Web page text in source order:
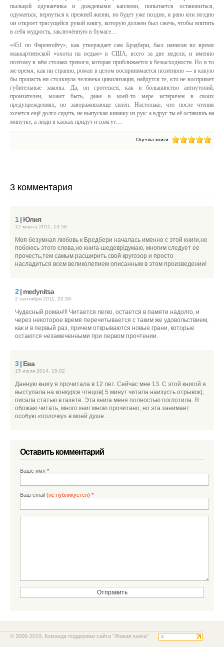
пыльцой одуванчика и дождевыми каплями, попытается остановиться,
одуматься, вернуться к прежней жизни, но будет уже поздно, и рано или поздно
он откроет трясущейся рукой книгу, которую должен был сжечь, чтобы впитать
в себя мудрость, заключённую в бумаге…
«451 по Фаренгейту», как утверждает сам Брэдбери, был написан во время
маккартиевской «охоты на ведьм» в США, всего за две недели, и именно
поэтому в нём столько тревоги, которая приближается к безысходности. Но в то
же время, как ни странно, роман в целом воспринимается позитивно — в какую
бы пропасть ни столкнула человека цивилизация, найдутся те, кто не воспримет
губительные законы. Да, он гротескен, как и большинство антиутопий,
пронзителен, может быть, даже в коей-то мере истеричен в своих
предупреждениях, но завораживающе силён. Настолько, что после чтения
хочется ещё долго сидеть, не выпуская книжку из рук: а вдруг ты её оставишь на
минутку, а люди в касках придут и сожгут…
Оценка книги:
3 комментария
1| Юлия
12 марта 2011, 13:56
Моя безумная любовь к Бредбери началась именно с этой книги,не
побоюсь этого слова,но книга-шедевр!думаю, многим следует ее
прочесть,тем самым расширить свой кругозор и просто
насладиться всем великолепием описанным в этом произведении!
2| medynitsa
2 сентября 2011, 20:39
Чудесный роман!!! Читается легко, остается в памяти надолго, и
через некоторое время перечитывается с таким же удовольствием,
как и в первый раз, причем открываются новые грани, которые
остаются незамеченными при первом прочтении.
3| Ева
15 июля 2014, 15:02
Данную книгу я прочитала в 12 лет. Сейчас мне 13. С этой книгой я
выступала на конкурсе чтецов( 5 минут читала наизусть отрывок),
писала статью в газете. Эта книга меня полностью поглотила. Я
обожаю читать, много книг мною прочитано, но эта занимает
особую «полочку» в моей душе…
Оставить комментарий
Ваше имя *
Ваш email (не публикуется) *
© 2009-2019, Команда поддержки сайта "Живая книга"